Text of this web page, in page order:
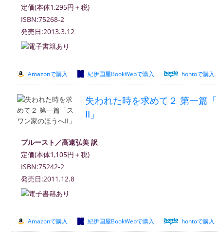
定価(本体1,295円＋税)
ISBN:75268-2
発売日:2013.3.12
Amazonで購入 紀伊国屋BookWebで購入 hontoで購入
失われた時を求めて２ 第一篇
II」
プルースト／高遠弘美 訳
定価(本体1,105円＋税)
ISBN:75242-2
発売日:2011.12.8
Amazonで購入 紀伊国屋BookWebで購入 hontoで購入